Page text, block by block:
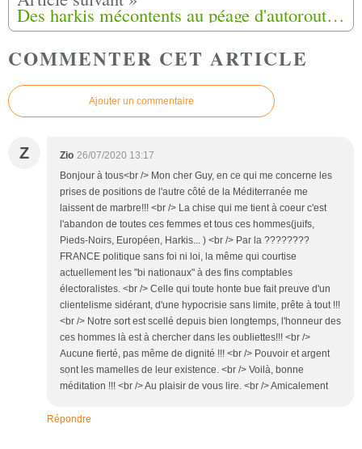
Des harkis mécontents au péage d'autoroute à Manosque (04)
COMMENTER CET ARTICLE
Ajouter un commentaire
Z Zio 26/07/2020 13:17
Bonjour à tous<br /> Mon cher Guy, en ce qui me concerne les
prises de positions de l'autre côté de la Méditerranée me
laissent de marbre!!! <br /> La chise qui me tient à coeur c'est
l'abandon de toutes ces femmes et tous ces hommes(juifs,
Pieds-Noirs, Européen, Harkis... ) <br /> Par la ????????
FRANCE politique sans foi ni loi, la même qui courtise
actuellement les "bi nationaux" à des fins comptables
électoralistes. <br /> Celle qui toute honte bue fait preuve d'un
clientelisme sidérant, d'une hypocrisie sans limite, prête à tout !!!
<br /> Notre sort est scellé depuis bien longtemps, l'honneur des
ces hommes là est à chercher dans les oubliettes!!! <br />
Aucune fierté, pas même de dignité !!! <br /> Pouvoir et argent
sont les mamelles de leur existence. <br /> Voilà, bonne
méditation !!! <br /> Au plaisir de vous lire. <br /> Amicalement
Répondre